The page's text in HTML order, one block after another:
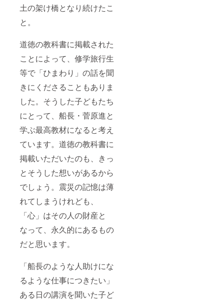
土の架け橋となり続けたこ
と。
道徳の教科書に掲載された
ことによって、修学旅行生
等で「ひまわり」の話を聞
きにくださることもありま
した。そうした子どもたち
にとって、船長・菅原進と
学ぶ最高教材になると考え
ています。道徳の教科書に
掲載いただいたのも、きっ
とそうした想いがあるから
でしょう。震災の記憶は薄
れてしまうけれども、
「心」はその人の財産と
なって、永久的にあるもの
だと思います。
「船長のような人助けにな
るような仕事につきたい」
ある日の講演を聞いた子ど